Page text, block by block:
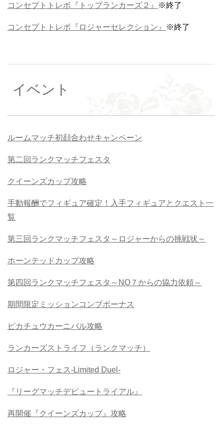
コンセプトトレボ『トップランカーズ２』 ※終了
コンセプトトレボ『ロジャーセレクション』 ※終了
イベント
ルームマッチ初顔合わせキャンペーン
第二回ランクマッチフェスタ
クイーンズカップ攻略
手動報酬でフィギュア確定！入手フィギュアとクエスト一
覧
第三回ランクマッチフェスタ～ロジャーからの挑戦状～
ホーンテッドカップ攻略
第四回ランクマッチフェスタ～NO７からの協力依頼～
期間限定ミッションコンプボーナス
ピカチュウカーニバル攻略
ランカーズストライフ（ランクマッチ）
ロジャー・フェス-Limited Duel-
『リーグマッチデビュートライアル』
再開催『クイーンズカップ』攻略